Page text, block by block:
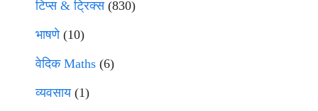
टिप्स & ट्रिक्स(830)
भाषणे(10)
वेदिक Maths (6)
व्यवसाय(1)